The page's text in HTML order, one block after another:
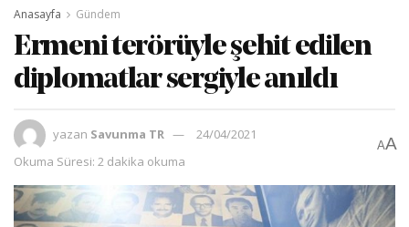
Anasayfa Gündem
Ermeni terörüyle şehit edilen
diplomatlar sergiyle anıldı
yazan Savunma TR
24/04/2021
Okuma Süresi: 2 dakika okuma
AA